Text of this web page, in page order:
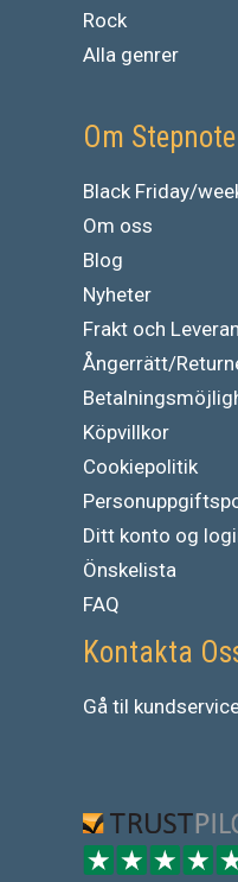
Rock
Alla genrer
Om Stepnote
Black Friday/
Om oss
Blog
Nyheter
Frakt och
Ångerrätt/
Köpvillkor
Cookiepolitik
Ditt konto og
Önskelista
FAQ
Kontakta
Gå til